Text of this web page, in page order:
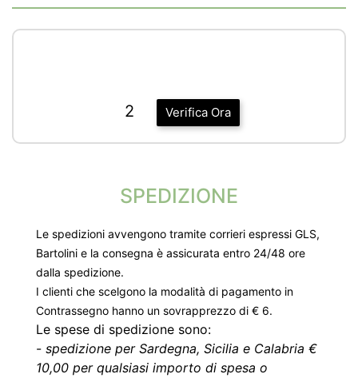
Verifica Ora
2
SPEDIZIONE
Le spedizioni avvengono tramite corrieri espressi GLS,
Bartolini e la consegna è assicurata entro 24/48 ore
dalla spedizione.
I clienti che scelgono la modalità di pagamento in
Contrassegno hanno un sovrapprezzo di € 6.
Le spese di spedizione sono:
- spedizione per Sardegna, Sicilia e Calabria €
10,00 per qualsiasi importo di spesa o